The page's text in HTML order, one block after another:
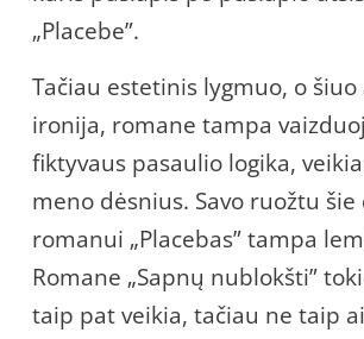
„Placebe”.
Tačiau estetinis lygmuo, o šiuo
ironija, romane tampa
fiktyvaus pasaulio logika,
meno dėsnius. Savo ruožtu šie
romanui „Placebas” tampa
Romane „Sapnų nublokšti”
taip pat veikia, tačiau ne taip